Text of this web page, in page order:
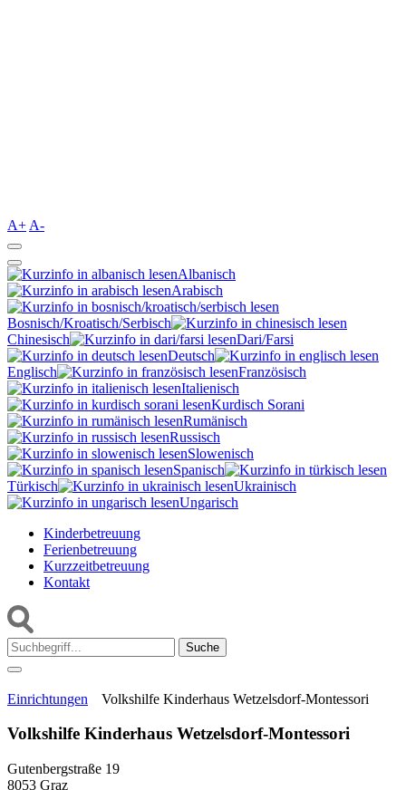
A+ A-
Albanisch
Arabisch
Bosnisch/Kroatisch/Serbisch
Chinesisch
Dari/Farsi
Deutsch
Englisch
Französisch
Italienisch
Kurdisch Sorani‎
Rumänisch
Russisch
Slowenisch
Spanisch
Türkisch
Ukrainisch
Ungarisch
Kinderbetreuung
Ferienbetreuung
Kurzzeitbetreuung
Kontakt
Suche:
Einrichtungen Volkshilfe Kinderhaus Wetzelsdorf-Montessori
Volkshilfe Kinderhaus Wetzelsdorf-Montessori
Gutenbergstraße 19
8053 Graz